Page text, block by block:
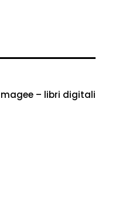
– libri digitali